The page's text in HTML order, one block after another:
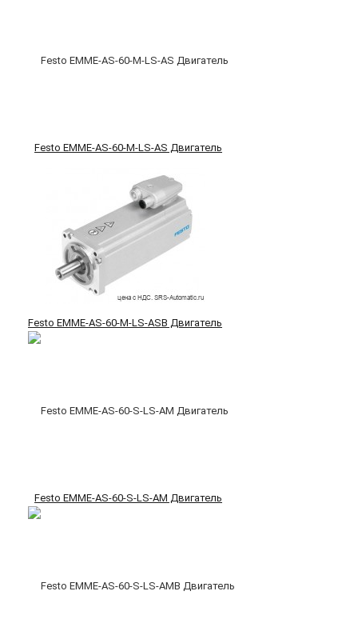
Festo EMME-AS-60-M-LS-AS Двигатель
Festo EMME-AS-60-M-LS-ASB Двигатель
Festo EMME-AS-60-S-LS-AM Двигатель